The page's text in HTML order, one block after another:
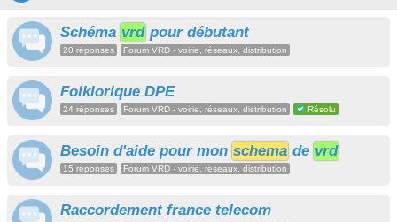
Schéma vrd pour débutant
20 réponses Forum VRD - voirie, réseaux, distribution
Folklorique DPE
24 réponses Forum VRD - voirie, réseaux, distribution Résolu
Besoin d'aide pour mon schema de vrd
15 réponses Forum VRD - voirie, réseaux, distribution
Raccordement france telecom